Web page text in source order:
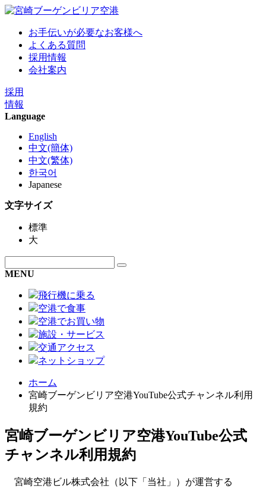
お手伝いが必要なお客様へ
よくある質問
採用情報
会社案内
採用
情報
Language
English
中文(簡体)
中文(繁体)
한국어
Japanese
文字サイズ
標準
大
MENU
飛行機に乗る
空港で食事
空港でお買い物
施設・サービス
交通アクセス
ネットショップ
ホーム
宮崎ブーゲンビリア空港YouTube公式チャンネル利用
規約
宮崎ブーゲンビリア空港YouTube公式
チャンネル利用規約
宮崎空港ビル株式会社（以下「当社」）が運営する